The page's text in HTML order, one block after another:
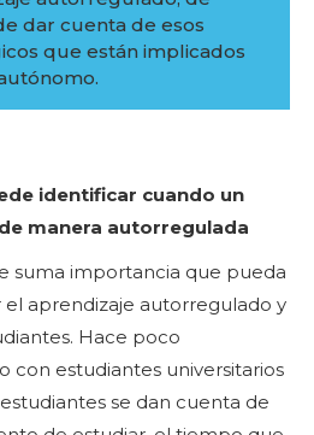
dar cuenta de esos
que están implicados
identificar cuando un
manera autorregulada
suma importancia que pueda
aprendizaje autorregulado y
Hace poco
con estudiantes universitarios
se dan cuenta de